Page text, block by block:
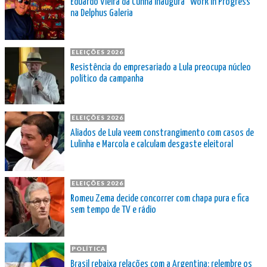
Eduardo Vieira da Cunha inaugura “Work in Progress”
na Delphus Galeria
ELEIÇÕES 2026
Resistência do empresariado a Lula preocupa núcleo
político da campanha
ELEIÇÕES 2026
Aliados de Lula veem constrangimento com casos de
Lulinha e Marcola e calculam desgaste eleitoral
ELEIÇÕES 2026
Romeu Zema decide concorrer com chapa pura e fica
sem tempo de TV e rádio
POLÍTICA
Brasil rebaixa relações com a Argentina: relembre os